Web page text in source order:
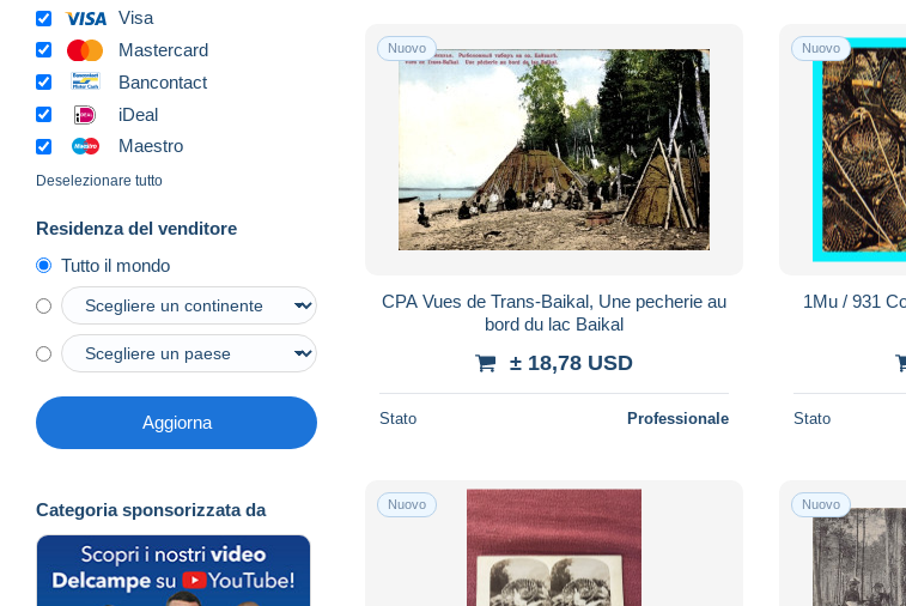
Visa
Mastercard
Bancontact
iDeal
Maestro
Deselezionare tutto
Residenza del venditore
Tutto il mondo
Aggiorna
Categoria sponsorizzata da
Nuovo
CPA Vues de Trans-Baikal, Une pecherie au
bord du lac Baikal
± 18,78 USD
Stato Professionale
Nuovo
1Mu / 931
Stato
Nuovo Nuovo